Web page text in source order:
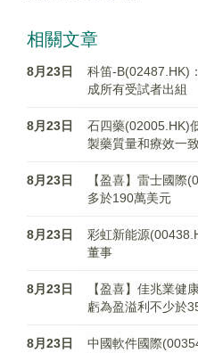
相關文章
8月23日
科笛-B(02487.HK)
成所有受試者出組
8月23日
石四藥(02005.HK)
製藥質量和療效一
8月23日
【盈喜】雷士國際
多於190萬美元
8月23日
彩虹新能源
董事
8月23日
【盈喜】佳兆業健
虧為盈溢利不少於
8月23日
中國軟件國際